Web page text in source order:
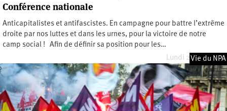
Conférence nationale
Anticapitalistes et antifascistes. En campagne pour battre l’extrême
droite par nos luttes et dans les urnes, pour la victoire de notre
camp social ! Afin de définir sa position pour les…
Lundi 29 juin 2026
Vie du NPA